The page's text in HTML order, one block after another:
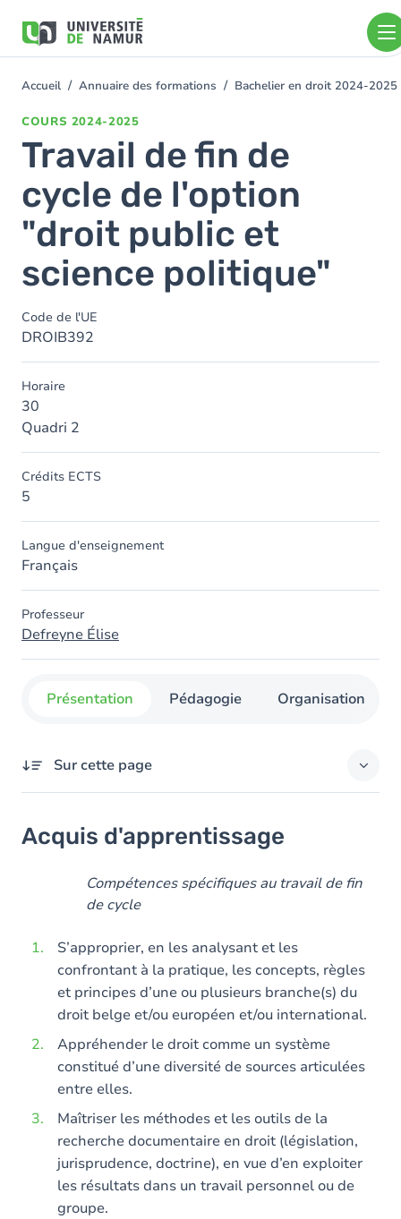
contenu
You
Accueil Annuaire des formations Bachelier en droit 2024-2025
COURS 2024-2025
Travail de fin de
cycle de l'option
"droit public et
science politique"
Code de l'UE
DROIB392
Horaire
30
Quadri 2
Crédits ECTS
5
Langue d'enseignement
Français
Professeur
Defreyne Élise
Présentation Pédagogie Organisation
Sur cette page
Objectifs
Contenu
Table des matières
Exercices
Acquis d'apprentissage
Compétences spécifiques au travail de fin
de cycle
S’approprier, en les analysant et les
confrontant à la pratique, les concepts, règles
et principes d’une ou plusieurs branche(s) du
droit belge et/ou européen et/ou international.
Appréhender le droit comme un système
constitué d’une diversité de sources articulées
entre elles.
Maîtriser les méthodes et les outils de la
recherche documentaire en droit (législation,
jurisprudence, doctrine), en vue d’en exploiter
les résultats dans un travail personnel ou de
groupe.